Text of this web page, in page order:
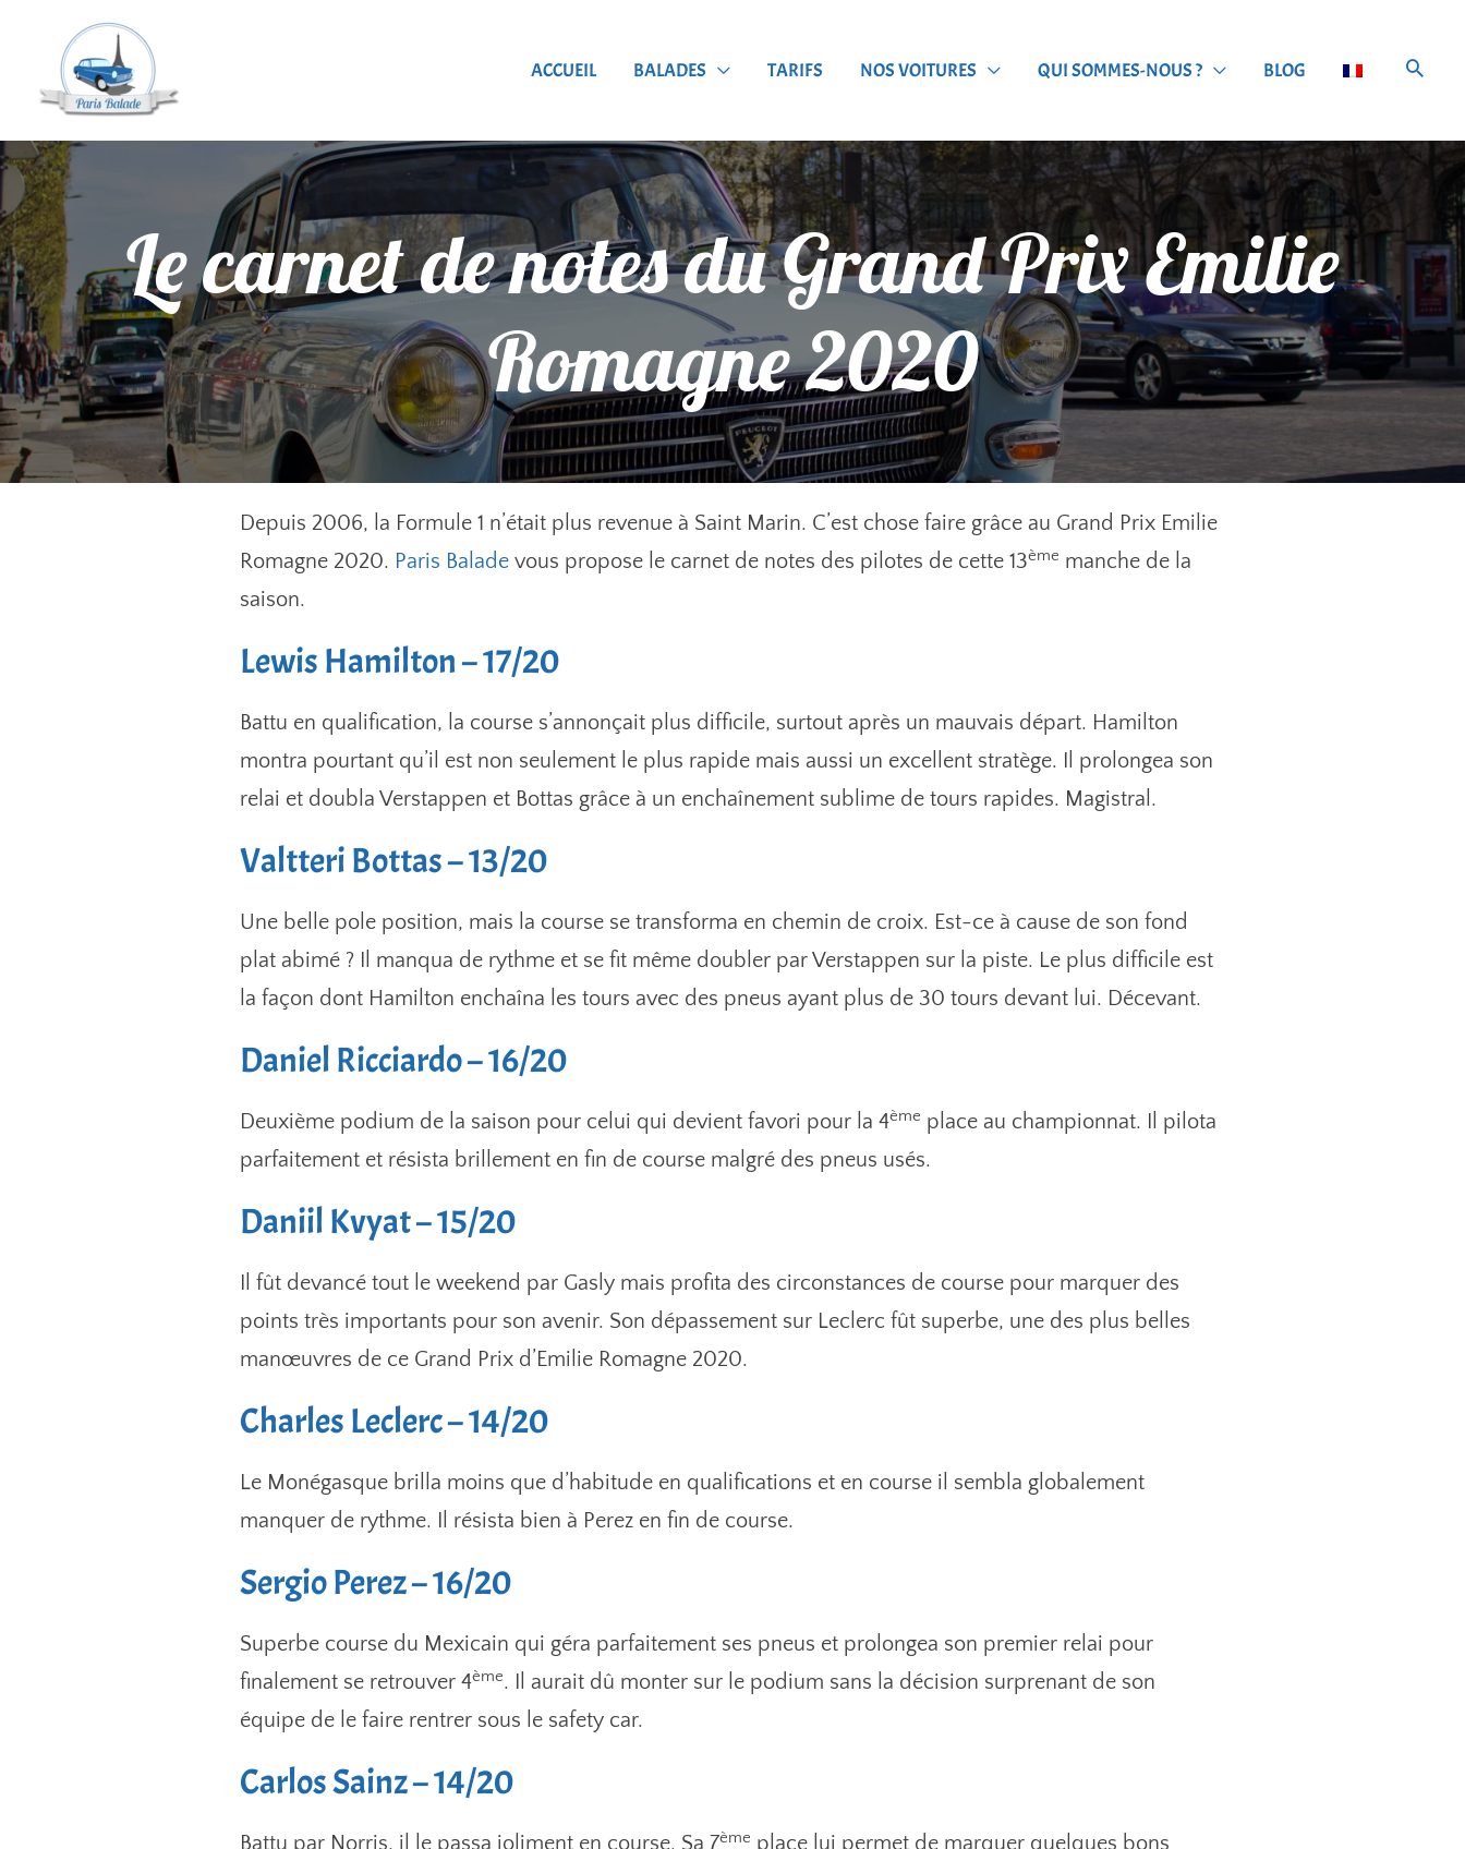
ACCUEIL BALADES TARIFS NOS VOITURES QUI SOMMES-NOUS ? BLOG
Le carnet de notes du Grand Prix Emilie
Romagne 2020
Depuis 2006, la Formule 1 n’était plus revenue à Saint Marin. C’est chose faire grâce au Grand Prix Emilie
Romagne 2020. Paris Balade vous propose le carnet de notes des pilotes de cette 13ème manche de la
saison.
Lewis Hamilton – 17/20
Battu en qualification, la course s’annonçait plus difficile, surtout après un mauvais départ. Hamilton
montra pourtant qu’il est non seulement le plus rapide mais aussi un excellent stratège. Il prolongea son
relai et doubla Verstappen et Bottas grâce à un enchaînement sublime de tours rapides. Magistral.
Valtteri Bottas – 13/20
Une belle pole position, mais la course se transforma en chemin de croix. Est-ce à cause de son fond
plat abimé ? Il manqua de rythme et se fit même doubler par Verstappen sur la piste. Le plus difficile est
la façon dont Hamilton enchaîna les tours avec des pneus ayant plus de 30 tours devant lui. Décevant.
Daniel Ricciardo – 16/20
Deuxième podium de la saison pour celui qui devient favori pour la 4ème place au championnat. Il pilota
parfaitement et résista brillement en fin de course malgré des pneus usés.
Daniil Kvyat – 15/20
Il fût devancé tout le weekend par Gasly mais profita des circonstances de course pour marquer des
points très importants pour son avenir. Son dépassement sur Leclerc fût superbe, une des plus belles
manœuvres de ce Grand Prix d’Emilie Romagne 2020.
Charles Leclerc – 14/20
Le Monégasque brilla moins que d’habitude en qualifications et en course il sembla globalement
manquer de rythme. Il résista bien à Perez en fin de course.
Sergio Perez – 16/20
Superbe course du Mexicain qui géra parfaitement ses pneus et prolongea son premier relai pour
finalement se retrouver 4ème. Il aurait dû monter sur le podium sans la décision surprenant de son
équipe de le faire rentrer sous le safety car.
Carlos Sainz – 14/20
Battu par Norris, il le passa joliment en course. Sa 7ème place lui permet de marquer quelques bons